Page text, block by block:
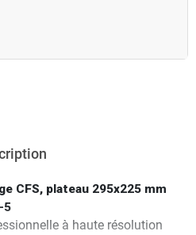
CFS, plateau 295x225 mm
5
à haute résolution